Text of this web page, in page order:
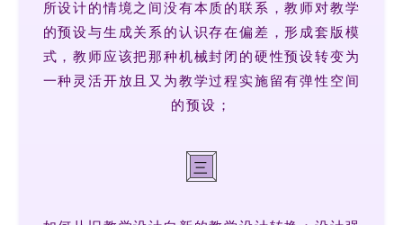
所设计的情境之间没有本质的联系，教师对教学
的预设与生成关系的认识存在偏差，形成套版模
式，教师应该把那种机械封闭的硬性预设转变为
一种灵活开放且又为教学过程实施留有弹性空间
的预设；
三